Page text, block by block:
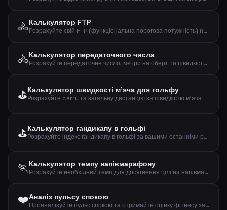
🚴Калькулятор FTP
Розрахуйте свій FTP (функціональна порогова потужність) на основі тесту на час
🚴Калькулятор передаточного числа
Розрахуйте передаточне число, метри на оберт та швидкість при заданому каденсі
⛳Калькулятор швидкості м'яча для гольфу
Розрахуйте carry та загальну дистанцію за швидкістю м'яча
⛳Калькулятор гандикапу в гольфі
Розрахуйте індекс гандикапу в гольфі за вашими останніми результатами
🏃Калькулятор темпу напівмарафону
Розрахуйте необхідний темп для досягнення цілі на напівмарафоні (21,0975 км)
❤️Аналіз пульсу спокою
Проаналізуйте пульс спокою та отримайте оцінку фітнесу за віком і статтю